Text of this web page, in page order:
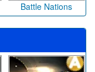
Battle Nations